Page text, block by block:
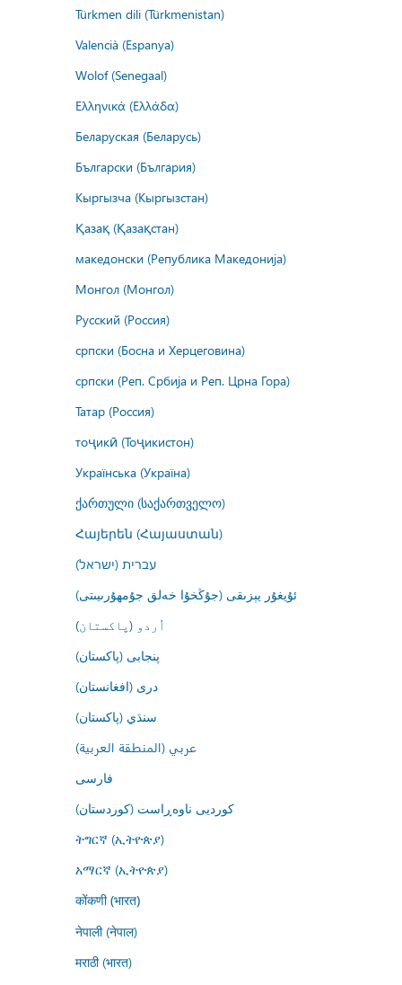
Türkmen dili (Türkmenistan)
Valencià (Espanya)
Wolof (Senegaal)
Ελληνικά (Ελλάδα)
Беларуская (Беларусь)
Български (България)
Кыргызча (Кыргызстан)
Қазақ (Қазақстан)
македонски (Република Македонија)
Монгол (Монгол)
Русский (Россия)
српски (Босна и Херцеговина)
српски (Реп. Србија и Реп. Црна Гора)
Татар (Россия)
тоҷикӣ (Тоҷикистон)
Українська (Україна)
ქართული (საქართველო)
Հայերեն (Հայաստան)
עברית (ישראל)
ئۇيغۇر يېزىقى (جۇڭخۇا خەلق جۇمھۇرىيىتى)
اُردو (پاکستان)
پنجابی (پاکستان)
درى (افغانستان)
سنڌي (پاکستان)
عربي (المنطقة العربية)
فارسى
کوردیی ناوەڕاست (کوردستان)
ትግርኛ (ኢትዮጵያ)
አማርኛ (ኢትዮጵያ)
कोंकणी (भारत)
नेपाली (नेपाल)
मराठी (भारत)